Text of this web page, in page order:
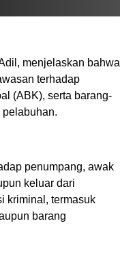
menjelaskan bahwa
terhadap
(ABK), serta barang-
penumpang, awak
keluar dari
kriminal, termasuk
barang